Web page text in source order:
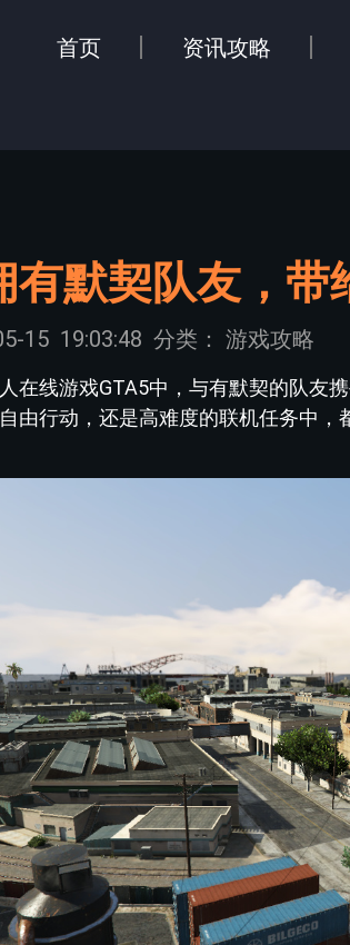
首页 资讯攻略
有默契队友，带
15 19:03:48 分类： 游戏攻略
在线游戏GTA5中，与有默契的队友
由行动，还是高难度的联机任务中